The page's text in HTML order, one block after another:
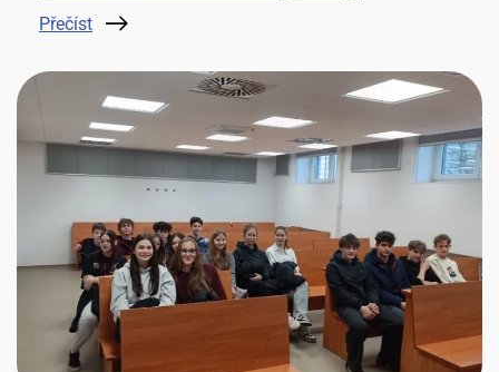
Přečíst